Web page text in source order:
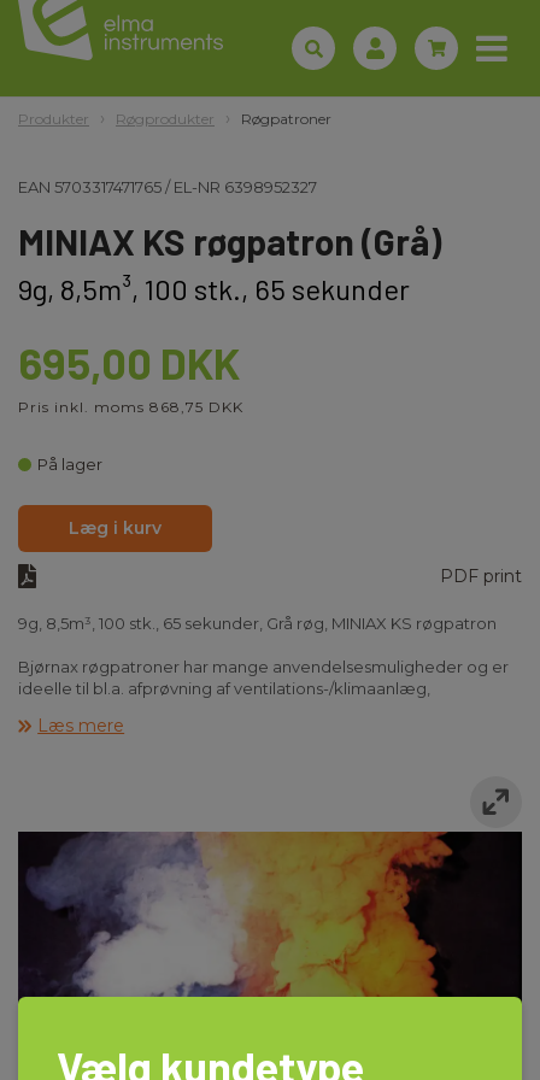
Produkter Røgprodukter Røgpatroner
EAN 5703317471765/EL-NR 6398952327
MINIAX KS røgpatron (Grå)
9g, 8,5m³, 100 stk., 65 sekunder
695,00 DKK
Pris inkl. moms 868,75 DKK
På lager
Læg i kurv
PDF print
9g, 8,5m³, 100 stk., 65 sekunder, Grå røg, MINIAX KS røgpatron
Bjørnax røgpatroner har mange anvendelsesmuligheder og er
ideelle til bl.a. afprøvning af ventilations-/klimaanlæg,
opgaver.
ventilations-/klimaanlæg for tæthed og visuel kontrol af luftens
Bjørnax røgpatroner udsender partikelrøg og ikke oliebaseret
røg. Det vil sige at røgen ikke afsætter olie på omgivelserne.
Partikelrøgen kan anvendes i alle lokaler og skader ikke
membranen i røgmasker. Røgen har samme densitet som den
omgivende luft og der er ingen kemisk reaktion ved kontakt
med overflader.
Læs mere
Vælg kundetype